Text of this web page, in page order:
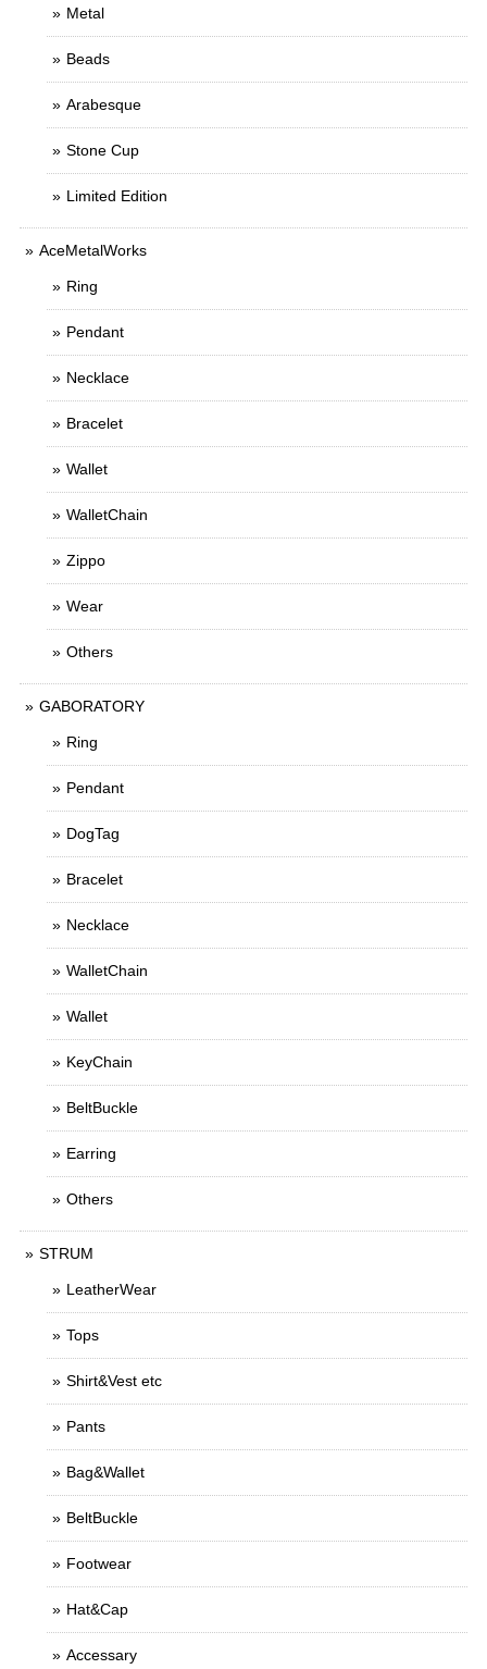
Metal
Beads
Arabesque
Stone Cup
Limited Edition
AceMetalWorks
Ring
Pendant
Necklace
Bracelet
Wallet
WalletChain
Zippo
Wear
Others
GABORATORY
Ring
Pendant
DogTag
Bracelet
Necklace
WalletChain
Wallet
KeyChain
BeltBuckle
Earring
Others
STRUM
LeatherWear
Tops
Shirt&Vest etc
Pants
Bag&Wallet
BeltBuckle
Footwear
Hat&Cap
Accessary